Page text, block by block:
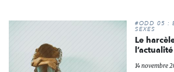
#ODD 05 :
SEXES
Le
l’actualité
14 novembre